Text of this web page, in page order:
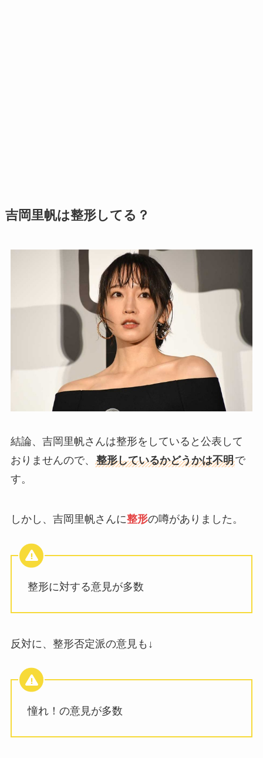
吉岡里帆は整形してる？
結論、吉岡里帆さんは整形をしていると公表して
おりませんので、 整形しているかどうかは不明で
す。
しかし、吉岡里帆さんに整形の噂がありました。
整形に対する意見が多数
反対に、整形否定派の意見も↓
憧れ！の意見が多数